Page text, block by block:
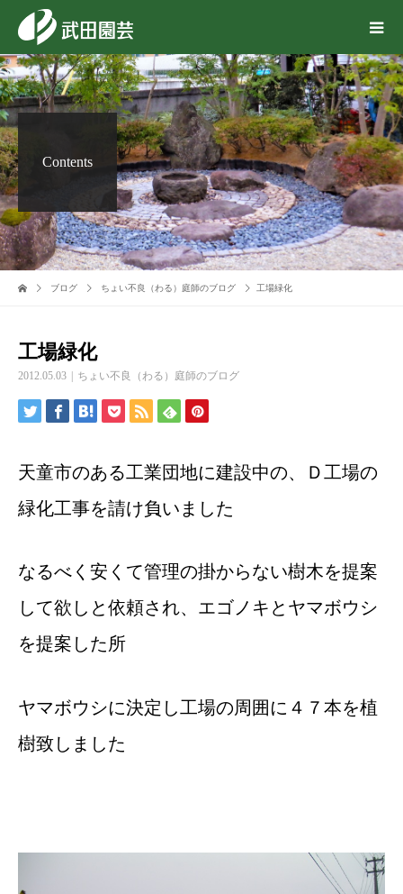
Contents
ブログ ちょい不良（わる）庭師のブログ 工場緑化
工場緑化
2012.05.03 ちょい不良（わる）庭師のブログ
天童市のある工業団地に建設中の、Ｄ工場の
緑化工事を請け負いました
なるべく安くて管理の掛からない樹木を提案
して欲しと依頼され、エゴノキとヤマボウシ
を提案した所
ヤマボウシに決定し工場の周囲に４７本を植
樹致しました